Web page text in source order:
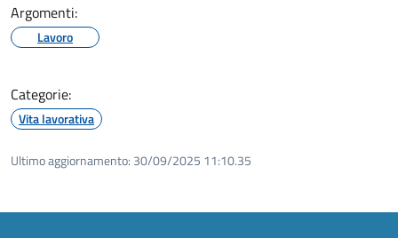
Argomenti:
Lavoro
Categorie:
Vita lavorativa
Ultimo aggiornamento: 30/09/2025 11:10.35